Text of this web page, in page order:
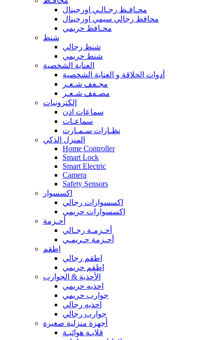
محـافـظ رجـالـي اورجينال
محافظ رجالي سيمي اورجينال
محـافظ حريمي
شنط
شنط رجالي
شنط حريمي
العناية الشخصية
أدوات الحلاقة و العناية الشخصية
مجـفف شـعـر
مصـفف شـعـر
إلكترونيات
سماعات اذن
سماعـات
نظـارات سـمـارت
المنزل الذكي
Home Controller
Smart Lock
Smart Electric
Camera
Safety Sensors
اكسسوار
اكسسوارات رجالي
اكسسوارات حريمي
أحـزمة
أحـزمـة رجـالي
أحـزمة حـريمـي
اطقم
اطقم رجالي
اطقم حريمي
الأحذية & الجوارب
احذيه حريمي
جوارب حريمي
احذيه رجالي
جوارب رجالي
أجهزة منزلية صغيرة
قلايـة هوائيـة